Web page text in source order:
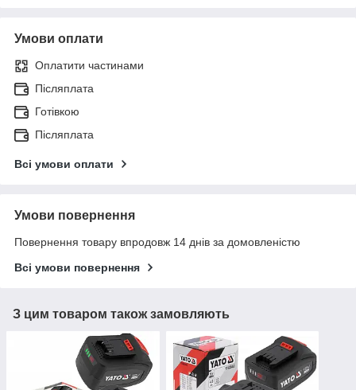
Умови оплати
Оплатити частинами
Післяплата
Готівкою
Післяплата
Всі умови оплати
Умови повернення
Повернення товару впродовж 14 днів за домовленістю
Всі умови повернення
З цим товаром також замовляють